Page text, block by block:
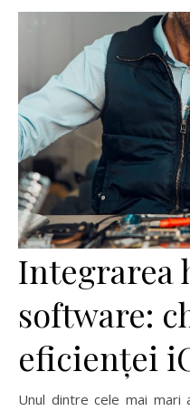
Integrarea
software:
eficienței
Unul dintre cele mai mari